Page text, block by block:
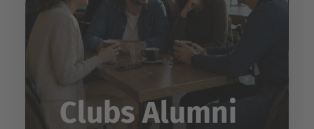
Clubs Alumni